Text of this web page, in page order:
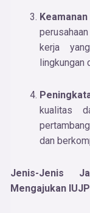
kerja
lingkungan
kualitas
dan
Jenis-Jenis
Mengajukan IUJP